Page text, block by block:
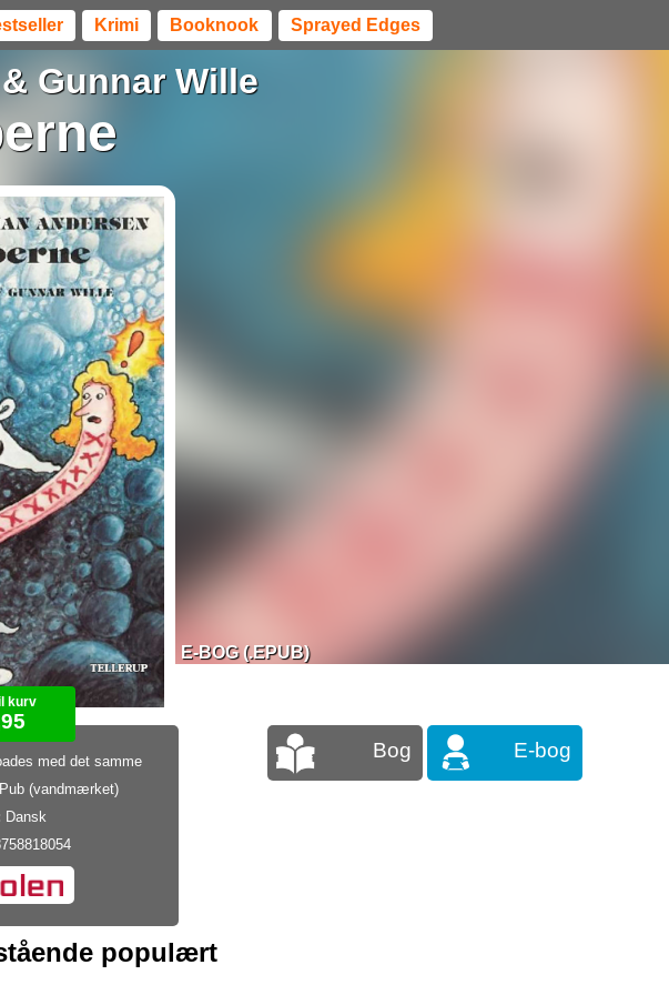
Krimi Booknook Sprayed Edges
Gunnar Wille
E-BOG (.EPUB)
kurv
med det samme
(vandmærket)
Dansk
Bog E-bog
populært